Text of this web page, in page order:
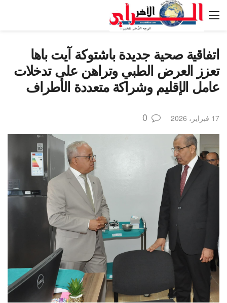
اتفاقية صحية جديدة باشتوكة آيت باها
تعزز العرض الطبي وتراهن على تدخلات
عامل الإقليم وشراكة متعددة الأطراف
17 فبراير، 2026 0